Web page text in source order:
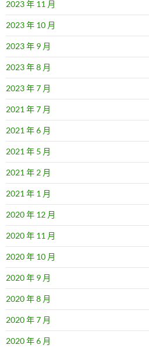
2023 年 11 月
2023 年 10 月
2023 年 9 月
2023 年 8 月
2023 年 7 月
2021 年 7 月
2021 年 6 月
2021 年 5 月
2021 年 2 月
2021 年 1 月
2020 年 12 月
2020 年 11 月
2020 年 10 月
2020 年 9 月
2020 年 8 月
2020 年 7 月
2020 年 6 月